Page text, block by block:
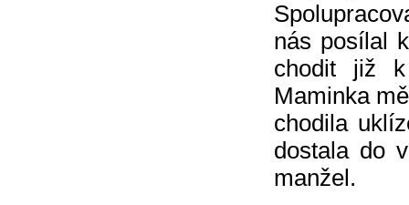
nás posílal
chodit již
Maminka
chodila
dostala do
manžel.